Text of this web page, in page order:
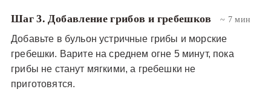
Шаг 3. Добавление грибов и гребешков ~ 7 мин
Добавьте в бульон устричные грибы и морские
гребешки. Варите на среднем огне 5 минут, пока
грибы не станут мягкими, а гребешки не
приготовятся.